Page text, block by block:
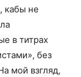
кабы не
в титрах
без
мой взгляд,